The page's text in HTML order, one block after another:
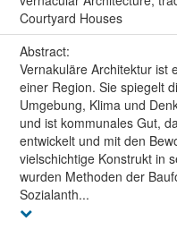
Courtyard Houses
Abstract:
Vernakuläre Architektur ist
einer Region. Sie spiegelt
Umgebung, Klima und
und ist kommunales Gut,
entwickelt und mit den
vielschichtige Konstrukt in
wurden Methoden der
Sozialanth...